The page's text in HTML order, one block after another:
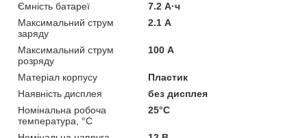
Ємність батареї
7.2 А·ч
Максимальний струм
заряду
2.1 А
Максимальний струм
розряду
100 А
Матеріал корпусу
Пластик
Наявність дисплея
без дисплея
Номінальна робоча
температура, °C
25°C